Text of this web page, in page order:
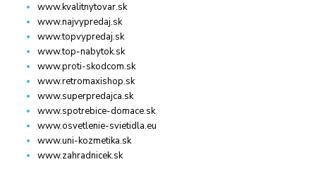
www.kvalitnytovar.sk
www.najvypredaj.sk
www.topvypredaj.sk
www.top-nabytok.sk
www.proti-skodcom.sk
www.retromaxishop.sk
www.superpredajca.sk
www.spotrebice-domace.sk
www.osvetlenie-svietidla.eu
www.uni-kozmetika.sk
www.zahradnicek.sk